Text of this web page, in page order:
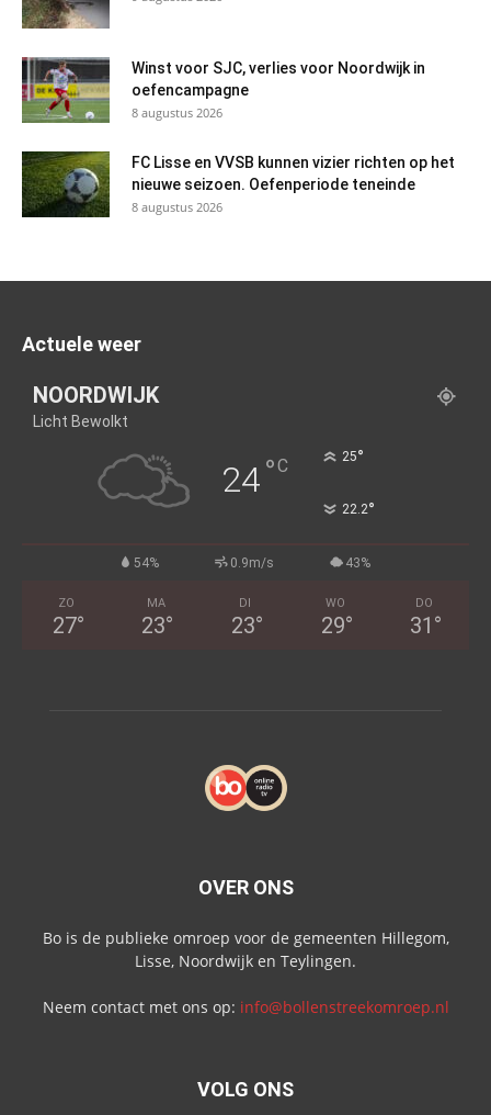
Winst voor SJC, verlies voor Noordwijk in
oefencampagne
8 augustus 2026
FC Lisse en VVSB kunnen vizier richten op het
nieuwe seizoen. Oefenperiode teneinde
8 augustus 2026
Actuele weer
NOORDWIJK
Licht Bewolkt
24°C 25°
22.2°
54% 0.9m/s 43%
ZO
27°
MA
23°
DI
23°
WO
29°
DO
31 °
OVER ONS
Bo is de publieke omroep voor de gemeenten Hillegom,
Lisse, Noordwijk en Teylingen.
Neem contact met ons op: info@bollenstreekomroep.nl
VOLG ONS